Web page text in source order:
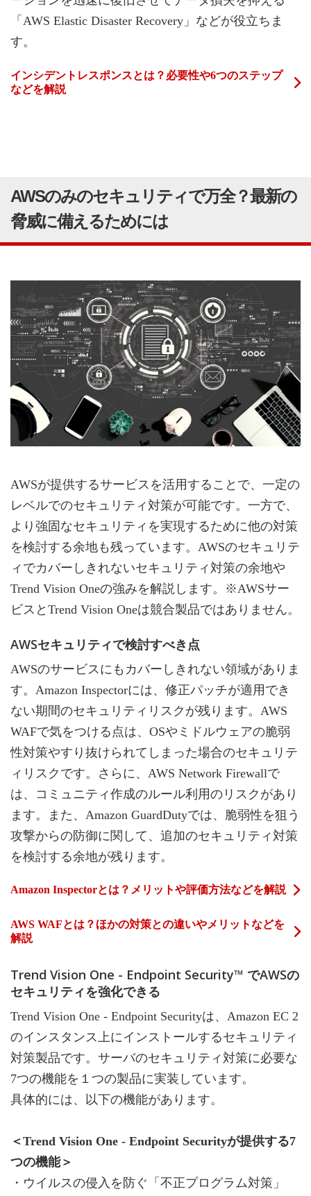
「AWS Elastic Disaster Recovery」などが役立ちま
す。
インシデントレスポンスとは？必要性や6つのステップ
などを解説
AWSのみのセキュリティで万全？最新の
脅威に備えるためには
AWSが提供するサービスを活用することで、一定の
レベルでのセキュリティ対策が可能です。一方で、
より強固なセキュリティを実現するために他の対策
を検討する余地も残っています。AWSのセキュリテ
ィでカバーしきれないセキュリティ対策の余地や
Trend Vision Oneの強みを解説します。※AWSサー
ビスとTrend Vision Oneは競合製品ではありません。
AWSセキュリティで検討すべき点
AWSのサービスにもカバーしきれない領域がありま
す。Amazon Inspectorには、修正パッチが適用でき
ない期間のセキュリティリスクが残ります。AWS
WAFで気をつける点は、OSやミドルウェアの脆弱
性対策やすり抜けられてしまった場合のセキュリテ
ィリスクです。さらに、AWS Network Firewallで
は、コミュニティ作成のルール利用のリスクがあり
ます。また、Amazon GuardDutyでは、脆弱性を狙う
攻撃からの防御に関して、追加のセキュリティ対策
を検討する余地が残ります。
Amazon Inspectorとは？メリットや評価方法などを解説
AWS WAFとは？ほかの対策との違いやメリットなどを
解説
Trend Vision One - Endpoint Security™ でAWSの
セキュリティを強化できる
Trend Vision One - Endpoint Securityは、Amazon EC 2
のインスタンス上にインストールするセキュリティ
対策製品です。サーバのセキュリティ対策に必要な
7つの機能を１つの製品に実装しています。
具体的には、以下の機能があります。
＜Trend Vision One - Endpoint Securityが提供する7
つの機能＞
・ウイルスの侵入を防ぐ「不正プログラム対策」